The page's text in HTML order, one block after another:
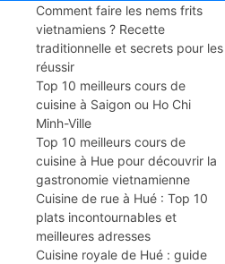
Comment faire les nems frits
vietnamiens ? Recette
traditionnelle et secrets pour les
réussir
Top 10 meilleurs cours de
cuisine à Saigon ou Ho Chi
Minh-Ville
Top 10 meilleurs cours de
cuisine à Hue pour découvrir la
gastronomie vietnamienne
Cuisine de rue à Hué : Top 10
plats incontournables et
meilleures adresses
Cuisine royale de Hué : guide